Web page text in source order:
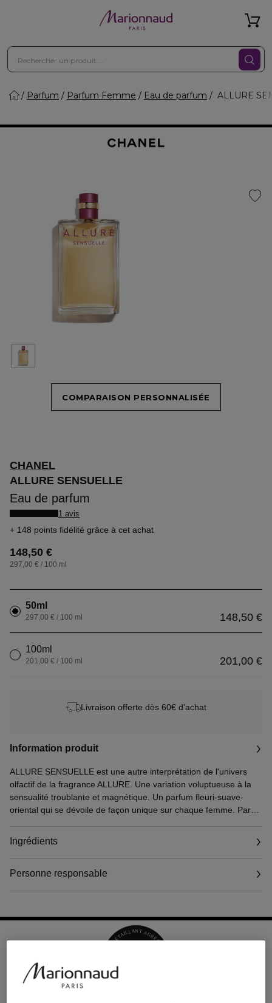
Parfum Parfum Femme Eau de parfum ALLURE
COMPARAISON PERSONNALISÉE
CHANEL
ALLURE SENSUELLE
Eau de parfum
1 avis
148 points fidélité grâce à cet achat
148,50 €
297,00 € / 100 ml
50ml
148,50 €
297,00 € / 100 ml
100ml
201,00 €
201,00 € / 100 ml
Livraison offerte dès 60€ d’achat
Information produit
ALLURE SENSUELLE est une autre interprétation de l'univers
olfactif de la fragrance ALLURE. Une variation voluptueuse à la
sensualité troublante et magnétique. Un parfum fleuri-suave-
oriental qui se dévoile de façon unique sur chaque femme. Parce
Un parfum fleuri-suave-oriental, mystérieux, fascinant.
Il dévoile ses six facettes de façon unique sur chaque femme.
sensuelle et enveloppante où s'entrelacent la rose, l'encens et le
Ingrédients
Personne responsable